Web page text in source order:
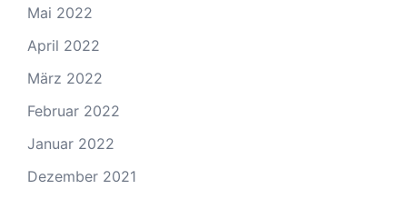
Mai 2022
April 2022
März 2022
Februar 2022
Januar 2022
Dezember 2021